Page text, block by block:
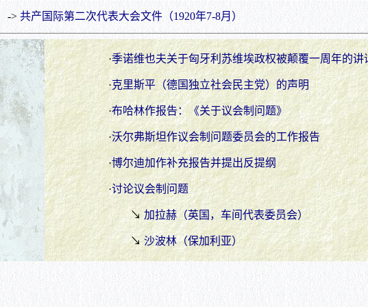
-> 共产国际第二次代表大会文件（1920年7-8月）
·季诺维也夫关于匈牙利苏维埃政权被颠覆一周年的讲
·克里斯平（德国独立社会民主党）的声明
·布哈林作报告：《关于议会制问题》
·沃尔弗斯坦作议会制问题委员会的工作报告
·博尔迪加作补充报告并提出反提纲
·讨论议会制问题
↘加拉赫（英国，车间代表委员会）
↘沙波林（保加利亚）